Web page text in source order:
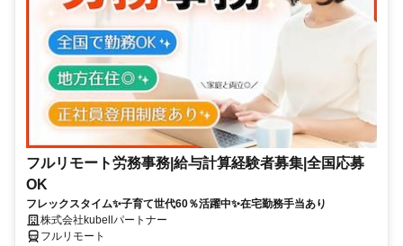
フルリモート労務事務|給与計算経験者募集|全国応募
OK
フレックスタイム✨子育て世代60％活躍中✨在宅勤務手当あり
株式会社kubellパートナー
フルリモート